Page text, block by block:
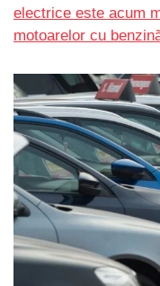
electrice este acum
motoarelor cu